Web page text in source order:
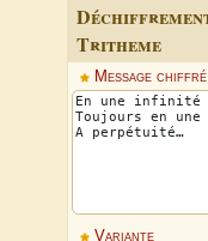
Tritheme
Message
Variante